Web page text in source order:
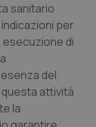
sanitario
per
di
del
attività
la